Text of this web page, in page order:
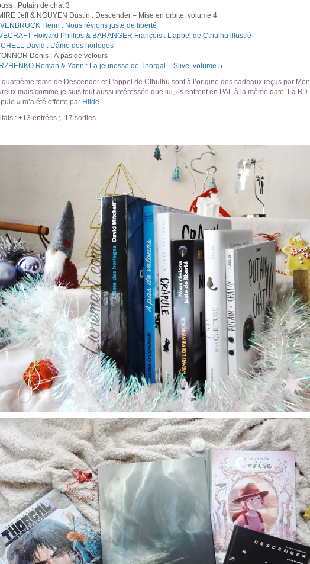
: Putain de chat 3
Jeff & NGUYEN Dustin : Descender – Mise en orbite, volume 4
Henri : Nous rêvions juste de liberté
Howard Phillips & BARANGER François : L’appel de Cthulhu illustré
David : L’âme des horloges
Denis : À pas de velours
Roman & Yann : La jeunesse de Thorgal – Slive, volume 5
tome de Descender et L’appel de Cthulhu sont à l’origine des cadeaux reçus par Mon
mais comme je suis tout aussi intéressée que lui, ils entrent en PAL à la même date. La BD
» m’a été offerte par Hilde.
: +13 entrées ; -17 sorties